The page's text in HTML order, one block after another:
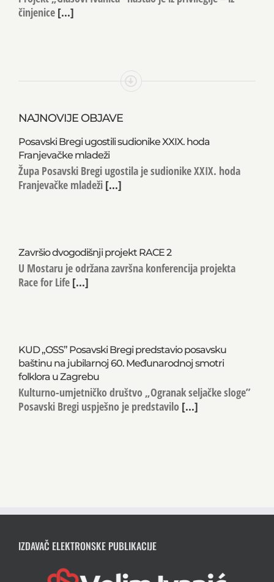
činjenice [...]
NAJNOVIJE OBJAVE
Posavski Bregi ugostili sudionike XXIX. hoda
Franjevačke mladeži
Župa Posavski Bregi ugostila je sudionike XXIX. hoda
Franjevačke mladeži [...]
Završio dvogodišnji projekt RACE 2
U Mostaru je održana završna konferencija projekta
Race for Life [...]
KUD „OSS” Posavski Bregi predstavio posavsku
baštinu na jubilarnoj 60. Međunarodnoj smotri
folklora u Zagrebu
Kulturno-umjetničko društvo „Ogranak seljačke sloge”
Posavski Bregi uspješno je predstavilo [...]
IZDAVAČ ELEKTRONSKE PUBLIKACIJE